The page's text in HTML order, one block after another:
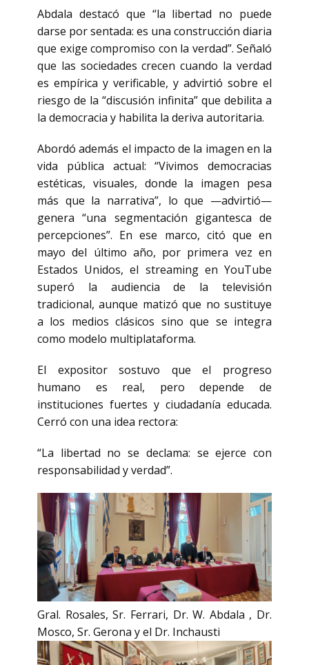
Abdala destacó que “la libertad no puede
darse por sentada: es una construcción diaria
que exige compromiso con la verdad”. Señaló
que las sociedades crecen cuando la verdad
es empírica y verificable, y advirtió sobre el
riesgo de la “discusión infinita” que debilita a
la democracia y habilita la deriva autoritaria.
Abordó además el impacto de la imagen en la
vida pública actual: “Vivimos democracias
estéticas, visuales, donde la imagen pesa
más que la narrativa”, lo que —advirtió—
genera “una segmentación gigantesca de
percepciones”. En ese marco, citó que en
mayo del último año, por primera vez en
Estados Unidos, el streaming en YouTube
superó la audiencia de la televisión
tradicional, aunque matizó que no sustituye
a los medios clásicos sino que se integra
como modelo multiplataforma.
El expositor sostuvo que el progreso
humano es real, pero depende de
instituciones fuertes y ciudadanía educada.
Cerró con una idea rectora:
“La libertad no se declama: se ejerce con
responsabilidad y verdad”.
Gral. Rosales, Sr. Ferrari, Dr. W. Abdala , Dr.
Mosco, Sr. Gerona y el Dr. Inchausti